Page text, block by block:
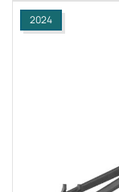
2024